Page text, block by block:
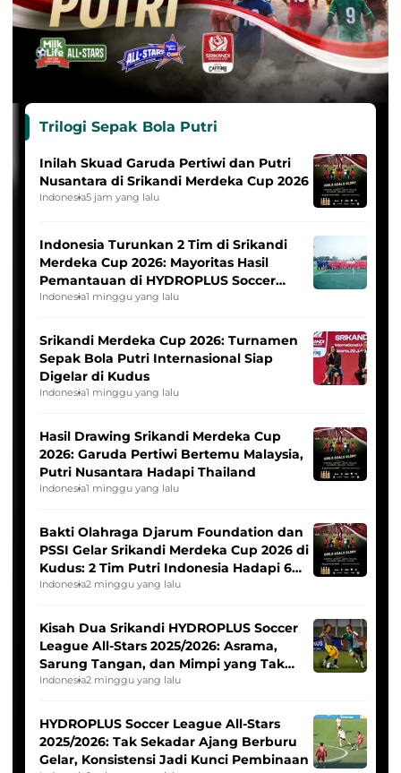
Trilogi Sepak Bola Putri
Inilah Skuad Garuda Pertiwi dan Putri
Nusantara di Srikandi Merdeka Cup 2026
Indonesia5 jam yang lalu
Indonesia Turunkan 2 Tim di Srikandi
Merdeka Cup 2026: Mayoritas Hasil
Pemantauan di HYDROPLUS Soccer
League
Indonesia1 minggu yang lalu
Srikandi Merdeka Cup 2026: Turnamen
Sepak Bola Putri Internasional Siap
Digelar di Kudus
Indonesia1 minggu yang lalu
Hasil Drawing Srikandi Merdeka Cup
2026: Garuda Pertiwi Bertemu Malaysia,
Putri Nusantara Hadapi Thailand
Indonesia1 minggu yang lalu
Bakti Olahraga Djarum Foundation dan
PSSI Gelar Srikandi Merdeka Cup 2026 di
Kudus: 2 Tim Putri Indonesia Hadapi 6
Tim Asia
Indonesia2 minggu yang lalu
Kisah Dua Srikandi HYDROPLUS Soccer
League All-Stars 2025/2026: Asrama,
Sarung Tangan, dan Mimpi yang Tak
Pernah Padam
Indonesia2 minggu yang lalu
HYDROPLUS Soccer League All-Stars
2025/2026: Tak Sekadar Ajang Berburu
Gelar, Konsistensi Jadi Kunci Pembinaan